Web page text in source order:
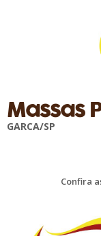
Massas
GARCA/SP
Confira